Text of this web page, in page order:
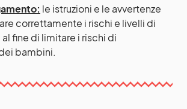
le istruzioni e le avvertenze
correttamente i rischi e livelli di
fine di limitare i rischi di
bambini.